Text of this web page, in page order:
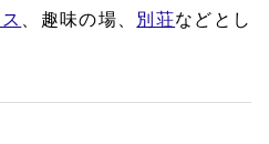
、趣味の場、 別荘などとし